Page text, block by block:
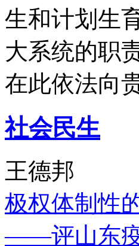
生和计划生
大系统的职
在此依法向
社会民生
王德邦
极权体制性
——评山东